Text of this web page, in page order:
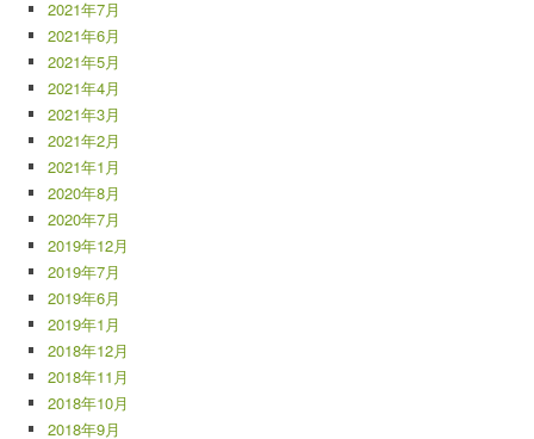
2021年7月
2021年6月
2021年5月
2021年4月
2021年3月
2021年2月
2021年1月
2020年8月
2020年7月
2019年12月
2019年7月
2019年6月
2019年1月
2018年12月
2018年11月
2018年10月
2018年9月